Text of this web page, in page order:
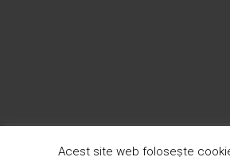
Copyright © 2026Ziarul Știrea
Acest site web folosește